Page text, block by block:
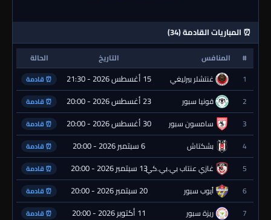
⏰ المباريات القادمة (34)
# المنافس التاريخ
الحالة
1
غنتشلر بيرليغي 15 أغسطس 2026 - 21:30 ⏰ قادمة
2 قونيا سبور 23 أغسطس 2026 - 20:00 ⏰ قادمة
3 سامسون سبور 30 أغسطس 2026 - 20:00 ⏰ قادمة
4 بشكتاش 6 سبتمبر 2026 - 20:00 ⏰ قادمة
5 غازي عنتاب بي.بي.كي.13 سبتمبر 2026 - 20:00 ⏰ قادمة
6 أيوب سبور 20 سبتمبر 2026 - 20:00 ⏰ قادمة
7 ريزة سبور 11 أكتوبر 2026 - 20:00 ⏰ قادمة